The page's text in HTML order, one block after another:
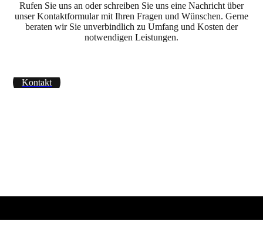
Rufen Sie uns an oder schreiben Sie uns eine Nachricht über
unser Kontaktformular mit Ihren Fragen und Wünschen. Gerne
beraten wir Sie unverbindlich zu Umfang und Kosten der
notwendigen Leistungen.
Kontakt